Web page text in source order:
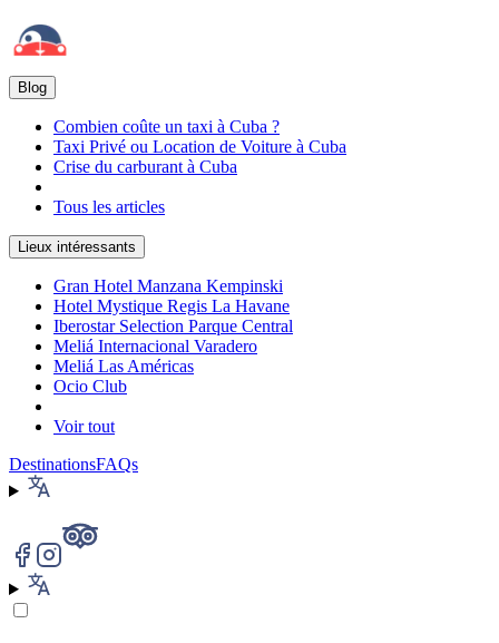
Blog
Combien coûte un taxi à Cuba ?
Taxi Privé ou Location de Voiture à Cuba
Crise du carburant à Cuba
Tous les articles
Lieux intéressants
Gran Hotel Manzana Kempinski
Hotel Mystique Regis La Havane
Iberostar Selection Parque Central
Meliá Internacional Varadero
Meliá Las Américas
Ocio Club
Voir tout
DestinationsFAQs